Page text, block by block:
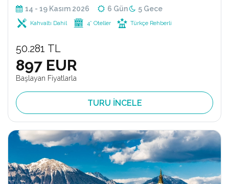
14 - 19 Kasım 2026 6 Gün 5 Gece
Kahvaltı Dahil 4* Oteller Türkçe Rehberli
50.281 TL
897 EUR
Başlayan Fiyatlarla
TURU İNCELE